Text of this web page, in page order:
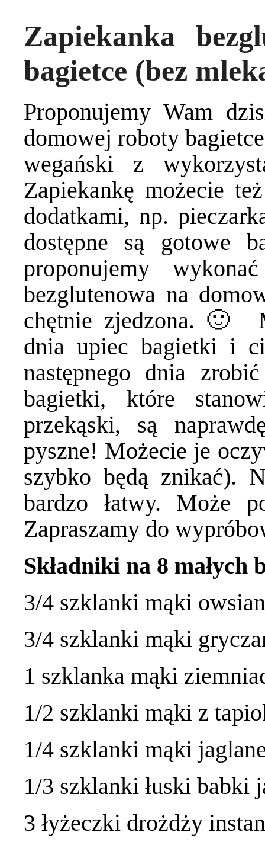
Zapiekanka
bagietce (bez
Proponujemy Wam
domowej roboty
wegański z
Zapiekankę możecie
dodatkami, np.
dostępne są gotowe
proponujemy
bezglutenowa na
chętnie zjedzona. 🙂
dnia upiec bagietki i
następnego dnia
bagietki, które
przekąski, są
pyszne! Możecie je
szybko będą znikać).
bardzo łatwy. Może
Zapraszamy do
Składniki na 8 małych
3/4 szklanki mąki
3/4 szklanki mąki
1 szklanka mąki
1/2 szklanki mąki z
1/4 szklanki mąki
1/3 szklanki łuski babki
3 łyżeczki drożdży